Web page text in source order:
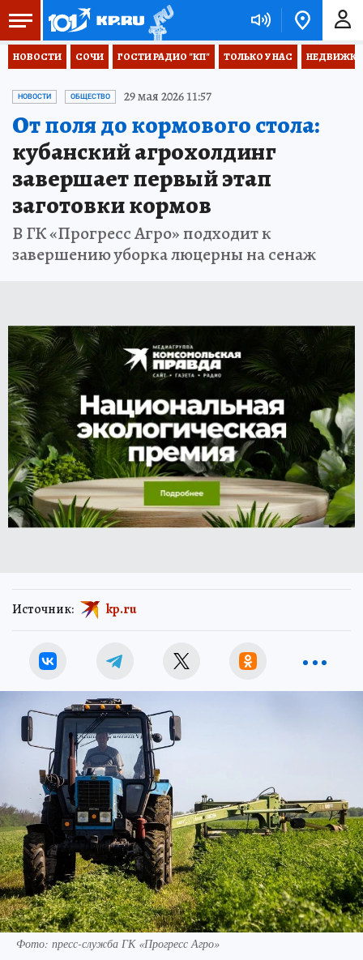
НОВОСТИ СОЧИ ГОСТИ РАДИО "КП" ТОЛЬКО У НАС НЕДВИЖКА
НОВОСТИ ОБЩЕСТВО 29 мая 2026 11:57
От поля до кормового стола:
кубанский агрохолдинг
завершает первый этап
заготовки кормов
В ГК «Прогресс Агро» подходит к
завершению уборка люцерны на сенаж
Источник: kp.ru
Фото: пресс-служба ГК «Прогресс Агро»